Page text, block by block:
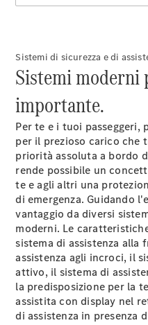
Tutti gli
Furgone
eSprinter
Autotelaio
eSprinter
Veicolo
Cassonato
Configuratore
Mercedes-
Benz Store
eVito
Tutti i eVito
eVito
Sistemi di sicurezza e di
Sistemi moderni
importante.
Per te e i tuoi
per il prezioso carico che
priorità assoluta a bordo
rende possibile un
te e agli altri una
di emergenza. Guidando
vantaggio da diversi
moderni. Le
sistema di assistenza alla
assistenza agli incroci, il
attivo, il sistema di
la predisposizione per la
assistita con display nel
di assistenza in presenza